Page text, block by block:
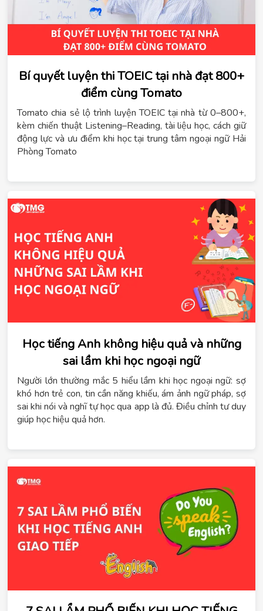
Bí quyết luyện thi TOEIC tại nhà đạt 800+
điểm cùng Tomato
Tomato chia sẻ lộ trình luyện TOEIC tại nhà từ 0–800+,
kèm chiến thuật Listening–Reading, tài liệu học, cách giữ
động lực và ưu điểm khi học tại trung tâm ngoại ngữ Hải
Phòng Tomato
Học tiếng Anh không hiệu quả và những
sai lầm khi học ngoại ngữ
Người lớn thường mắc 5 hiểu lầm khi học ngoại ngữ: sợ
khó hơn trẻ con, tin cần năng khiếu, ám ảnh ngữ pháp, sợ
sai khi nói và nghĩ tự học qua app là đủ. Điều chỉnh tư duy
giúp học hiệu quả hơn.